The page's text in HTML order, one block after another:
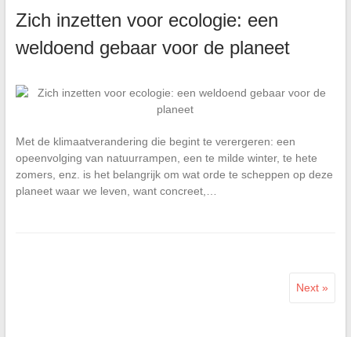
Zich inzetten voor ecologie: een
weldoend gebaar voor de planeet
Met de klimaatverandering die begint te verergeren: een
opeenvolging van natuurrampen, een te milde winter, te hete
zomers, enz. is het belangrijk om wat orde te scheppen op deze
planeet waar we leven, want concreet,…
Next »